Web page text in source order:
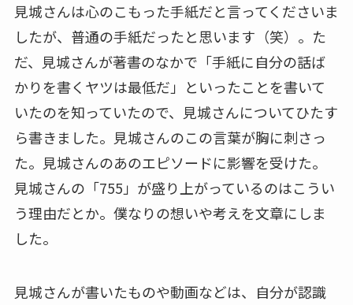
見城さんは心のこもった手紙だと言ってくださいま
したが、普通の手紙だったと思います（笑）。た
だ、見城さんが著書のなかで「手紙に自分の話ば
かりを書くヤツは最低だ」といったことを書いて
いたのを知っていたので、見城さんについてひたす
ら書きました。見城さんのこの言葉が胸に刺さっ
た。見城さんのあのエピソードに影響を受けた。
見城さんの「755」が盛り上がっているのはこうい
う理由だとか。僕なりの想いや考えを文章にしま
した。
見城さんが書いたものや動画などは、自分が認識